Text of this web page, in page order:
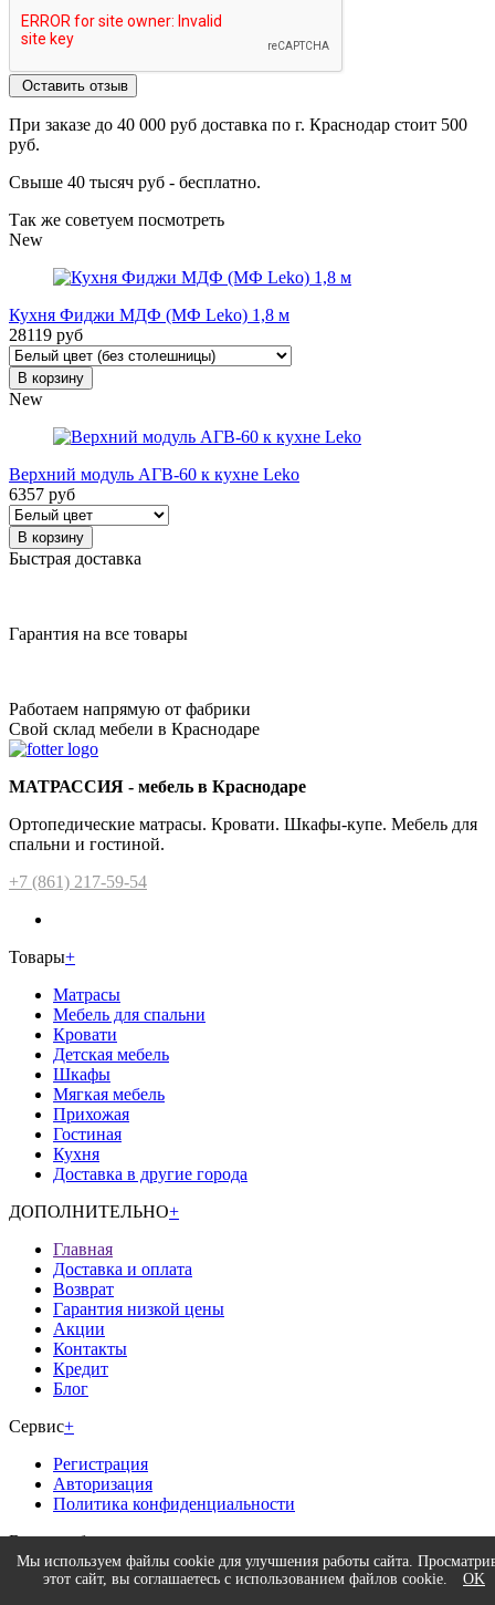
Мы используем файлы cookie для улучшения работы сайта.
этот сайт, вы соглашаетесь с использованием файлов cookie.
OK
Оставить отзыв
При заказе до 40 000 руб доставка по г. Краснодар стоит 500
руб.
Свыше 40 тысяч руб - бесплатно.
Так же советуем посмотреть
New
Кухня Фиджи МДФ (МФ Leko) 1,8 м
28119 руб
В корзину
New
Верхний модуль АГВ-60 к кухне Leko
6357 руб
В корзину
Быстрая доставка
Гарантия на все товары
Работаем напрямую от фабрики
Свой склад мебели в Краснодаре
МАТРАССИЯ - мебель в Краснодаре
Ортопедические матрасы. Кровати. Шкафы-купе. Мебель для
спальни и гостиной.
+7 (861) 217-59-54
Товары+
Матрасы
Мебель для спальни
Кровати
Детская мебель
Шкафы
Мягкая мебель
Прихожая
Гостиная
Кухня
Доставка в другие города
ДОПОЛНИТЕЛЬНО+
Главная
Доставка и оплата
Возврат
Гарантия низкой цены
Акции
Контакты
Кредит
Блог
Сервис+
Регистрация
Авторизация
Политика конфиденциальности
Время работы+
Интернет-магазина.
без выходных9:00 - 20:00